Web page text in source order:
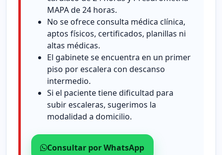
MAPA de 24 horas.
No se ofrece consulta médica clínica,
aptos físicos, certificados, planillas ni
altas médicas.
El gabinete se encuentra en un primer
piso por escalera con descanso
intermedio.
Si el paciente tiene dificultad para
subir escaleras, sugerimos la
modalidad a domicilio.
Consultar por WhatsApp